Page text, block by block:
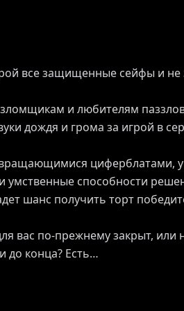
все защищенные сейфы и не
и любителям
дождя и грома за игрой в
циферблатами,
умственные способности
шанс получить торт
вас по-прежнему закрыт,
до конца? Есть…